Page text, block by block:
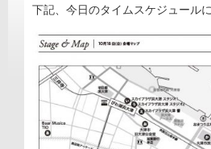
下記、今日のタイムスケジュールに